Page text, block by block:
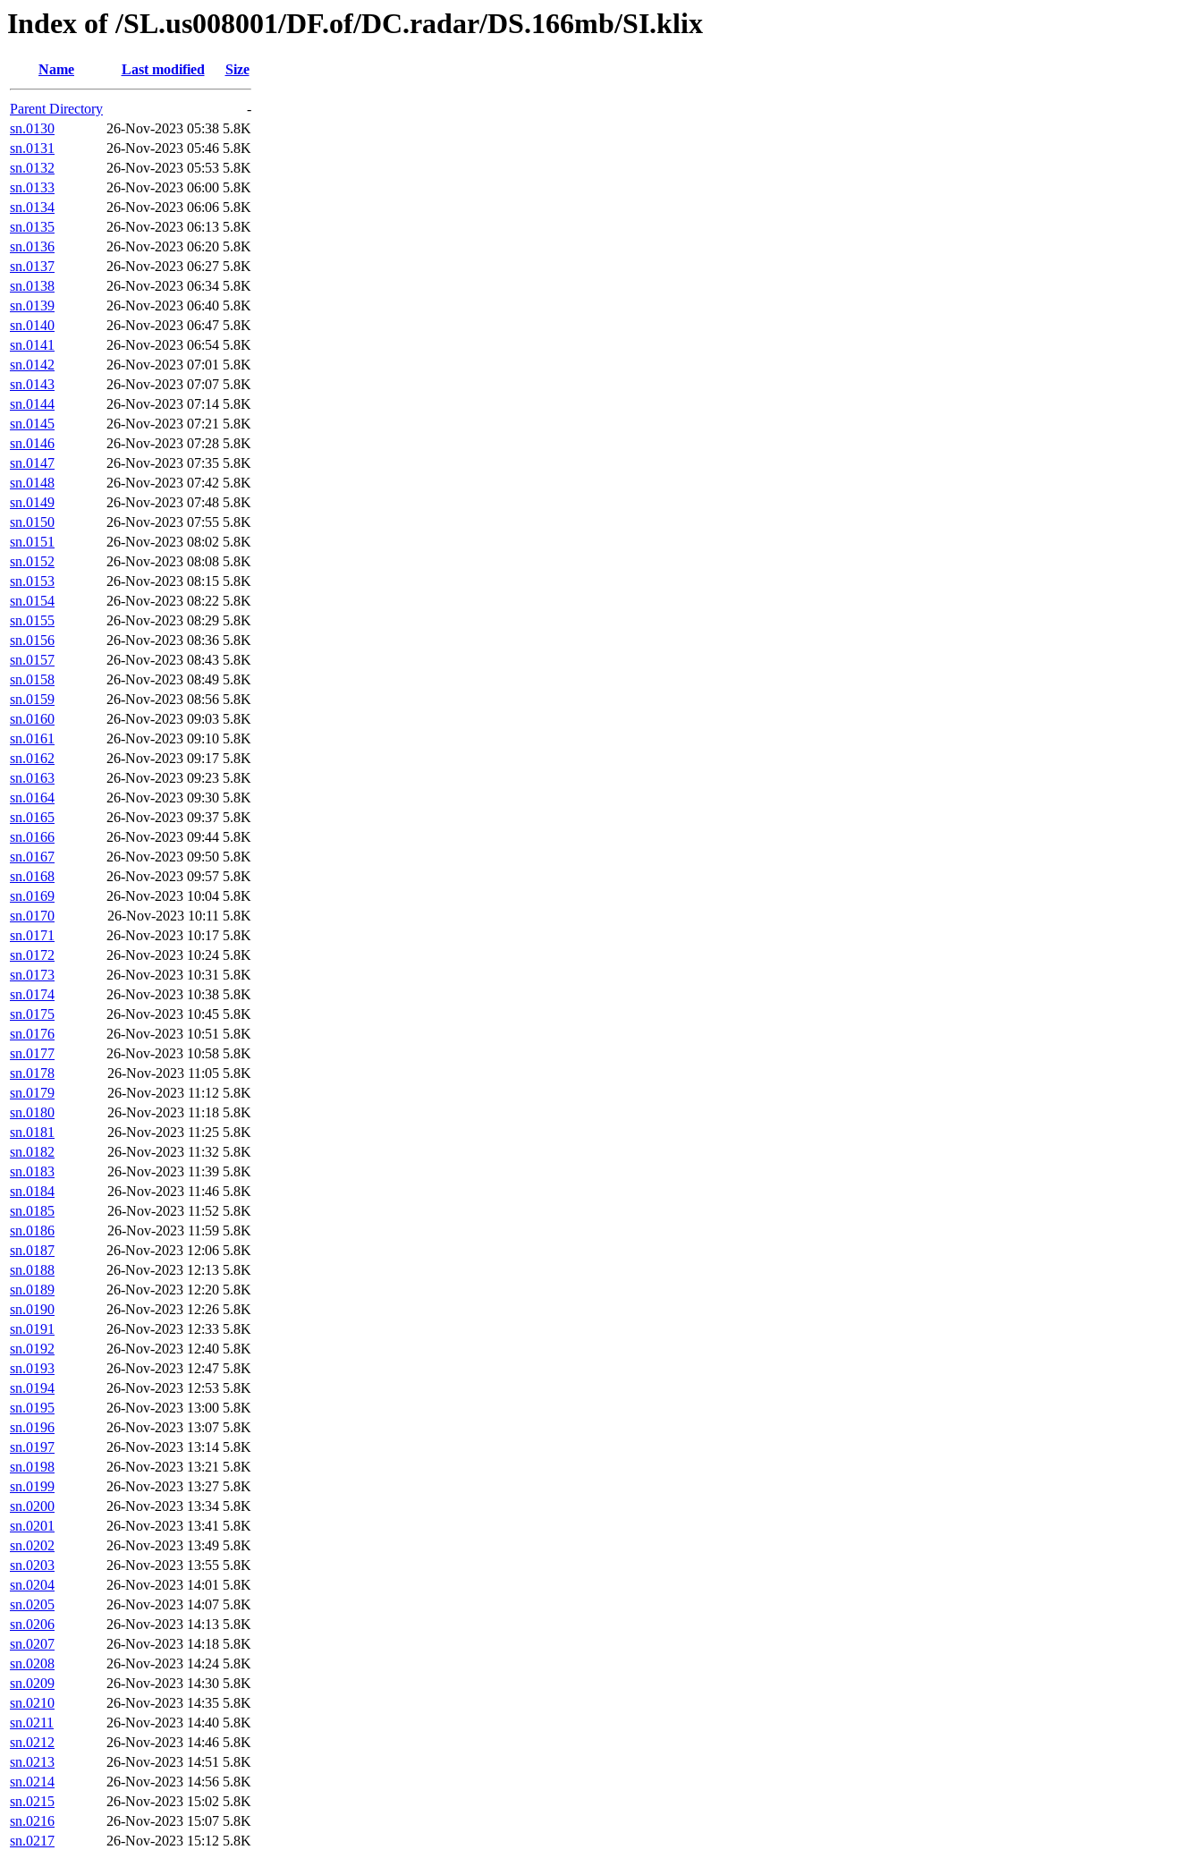
Index of /SL.us008001/DF.of/DC.radar/DS.166mb/SI.klix
Name Last modified Size
Parent Directory
-
sn.0130
26-Nov-2023 05:38 5.8K
sn.0131
26-Nov-2023 05:46 5.8K
sn.0132
26-Nov-2023 05:53 5.8K
sn.0133
26-Nov-2023 06:00 5.8K
sn.0134
26-Nov-2023 06:06 5.8K
sn.0135
26-Nov-2023 06:13 5.8K
sn.0136
26-Nov-2023 06:20 5.8K
sn.0137
26-Nov-2023 06:27 5.8K
sn.0138
26-Nov-2023 06:34 5.8K
sn.0139
26-Nov-2023 06:40 5.8K
sn.0140
26-Nov-2023 06:47 5.8K
sn.0141
26-Nov-2023 06:54 5.8K
sn.0142
26-Nov-2023 07:01 5.8K
sn.0143
26-Nov-2023 07:07 5.8K
sn.0144
26-Nov-2023 07:14 5.8K
sn.0145
26-Nov-2023 07:21 5.8K
sn.0146
26-Nov-2023 07:28 5.8K
sn.0147
26-Nov-2023 07:35 5.8K
sn.0148
26-Nov-2023 07:42 5.8K
sn.0149
26-Nov-2023 07:48 5.8K
sn.0150
26-Nov-2023 07:55 5.8K
sn.0151
26-Nov-2023 08:02 5.8K
sn.0152
26-Nov-2023 08:08 5.8K
sn.0153
26-Nov-2023 08:15 5.8K
sn.0154
26-Nov-2023 08:22 5.8K
sn.0155
26-Nov-2023 08:29 5.8K
sn.0156
26-Nov-2023 08:36 5.8K
sn.0157
26-Nov-2023 08:43 5.8K
sn.0158
26-Nov-2023 08:49 5.8K
sn.0159
26-Nov-2023 08:56 5.8K
sn.0160
26-Nov-2023 09:03 5.8K
sn.0161
26-Nov-2023 09:10 5.8K
sn.0162
26-Nov-2023 09:17 5.8K
sn.0163
26-Nov-2023 09:23 5.8K
sn.0164
26-Nov-2023 09:30 5.8K
sn.0165
26-Nov-2023 09:37 5.8K
sn.0166
26-Nov-2023 09:44 5.8K
sn.0167
26-Nov-2023 09:50 5.8K
sn.0168
26-Nov-2023 09:57 5.8K
sn.0169
26-Nov-2023 10:04 5.8K
sn.0170
26-Nov-2023 10:11 5.8K
sn.0171
26-Nov-2023 10:17 5.8K
sn.0172
26-Nov-2023 10:24 5.8K
sn.0173
26-Nov-2023 10:31 5.8K
sn.0174
26-Nov-2023 10:38 5.8K
sn.0175
26-Nov-2023 10:45 5.8K
sn.0176
26-Nov-2023 10:51 5.8K
sn.0177
26-Nov-2023 10:58 5.8K
sn.0178
26-Nov-2023 11:05 5.8K
sn.0179
26-Nov-2023 11:12 5.8K
sn.0180
26-Nov-2023 11:18 5.8K
sn.0181
26-Nov-2023 11:25 5.8K
sn.0182
26-Nov-2023 11:32 5.8K
sn.0183
26-Nov-2023 11:39 5.8K
sn.0184
26-Nov-2023 11:46 5.8K
sn.0185
26-Nov-2023 11:52 5.8K
sn.0186
26-Nov-2023 11:59 5.8K
sn.0187
26-Nov-2023 12:06 5.8K
sn.0188
26-Nov-2023 12:13 5.8K
sn.0189
26-Nov-2023 12:20 5.8K
sn.0190
26-Nov-2023 12:26 5.8K
sn.0191
26-Nov-2023 12:33 5.8K
sn.0192
26-Nov-2023 12:40 5.8K
sn.0193
26-Nov-2023 12:47 5.8K
sn.0194
26-Nov-2023 12:53 5.8K
sn.0195
26-Nov-2023 13:00 5.8K
sn.0196
26-Nov-2023 13:07 5.8K
sn.0197
26-Nov-2023 13:14 5.8K
sn.0198
26-Nov-2023 13:21 5.8K
sn.0199
26-Nov-2023 13:27 5.8K
sn.0200
26-Nov-2023 13:34 5.8K
sn.0201
26-Nov-2023 13:41 5.8K
sn.0202
26-Nov-2023 13:49 5.8K
sn.0203
26-Nov-2023 13:55 5.8K
sn.0204
26-Nov-2023 14:01 5.8K
sn.0205
26-Nov-2023 14:07 5.8K
sn.0206
26-Nov-2023 14:13 5.8K
sn.0207
26-Nov-2023 14:18 5.8K
sn.0208
26-Nov-2023 14:24 5.8K
sn.0209
26-Nov-2023 14:30 5.8K
sn.0210
26-Nov-2023 14:35 5.8K
sn.0211
26-Nov-2023 14:40 5.8K
sn.0212
26-Nov-2023 14:46 5.8K
sn.0213
26-Nov-2023 14:51 5.8K
sn.0214
26-Nov-2023 14:56 5.8K
sn.0215
26-Nov-2023 15:02 5.8K
sn.0216
26-Nov-2023 15:07 5.8K
sn.0217
26-Nov-2023 15:12 5.8K